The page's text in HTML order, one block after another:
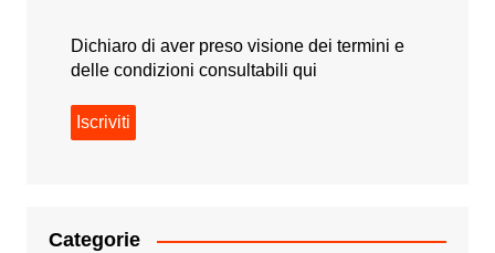
Dichiaro di aver preso visione dei termini e
delle condizioni consultabili qui
Categorie